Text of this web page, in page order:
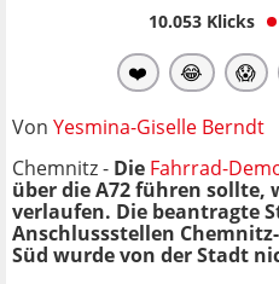
10.053Klicks
❤️ 😂 😱
Von Yesmina-Giselle Berndt
Chemnitz - Die Fahrrad-
über die A72 führen sollte,
verlaufen. Die beantragte
Anschlussstellen
Süd wurde von der Stadt